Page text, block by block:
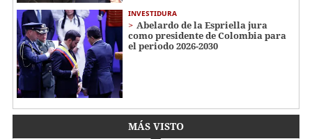
INVESTIDURA
Abelardo de la Espriella jura
como presidente de Colombia para
el periodo 2026-2030
MÁS VISTO